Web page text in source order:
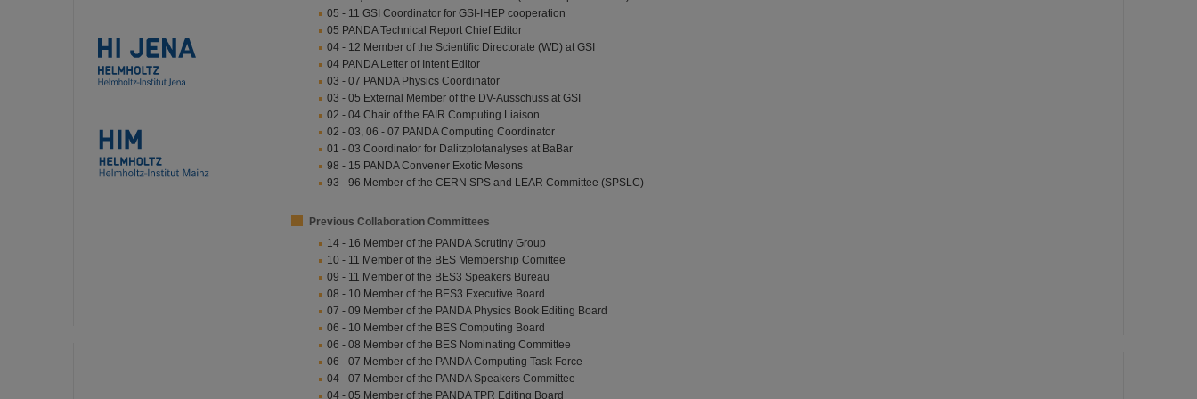
05 - 11 GSI Coordinator for GSI-IHEP cooperation
05 PANDA Technical Report Chief Editor
04 - 12 Member of the Scientific Directorate (WD) at GSI
04 PANDA Letter of Intent Editor
03 - 07 PANDA Physics Coordinator
03 - 05 External Member of the DV-Ausschuss at GSI
02 - 04 Chair of the FAIR Computing Liaison
02 - 03, 06 - 07 PANDA Computing Coordinator
01 - 03 Coordinator for Dalitzplotanalyses at BaBar
98 - 15 PANDA Convener Exotic Mesons
93 - 96 Member of the CERN SPS and LEAR Committee (SPSLC)
Previous Collaboration Committees
14 - 16 Member of the PANDA Scrutiny Group
10 - 11 Member of the BES Membership Comittee
09 - 11 Member of the BES3 Speakers Bureau
08 - 10 Member of the BES3 Executive Board
07 - 09 Member of the PANDA Physics Book Editing Board
06 - 10 Member of the BES Computing Board
06 - 08 Member of the BES Nominating Committee
06 - 07 Member of the PANDA Computing Task Force
04 - 07 Member of the PANDA Speakers Committee
04 - 05 Member of the PANDA TPR Editing Board